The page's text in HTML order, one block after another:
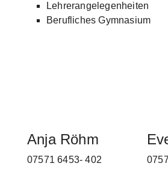
Lehrerangelegenheiten
Berufliches Gymnasium
Anja Röhm
07571 6453- 402